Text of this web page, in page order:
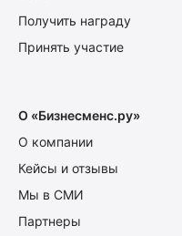
Получить награду
Принять участие
О «Бизнесменс.ру»
О компании
Кейсы и отзывы
Мы в СМИ
Партнеры